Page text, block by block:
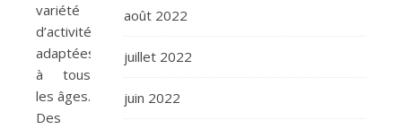
variété
d’activités
adaptées
à tous
les âges.
Des
août 2022
juillet 2022
juin 2022